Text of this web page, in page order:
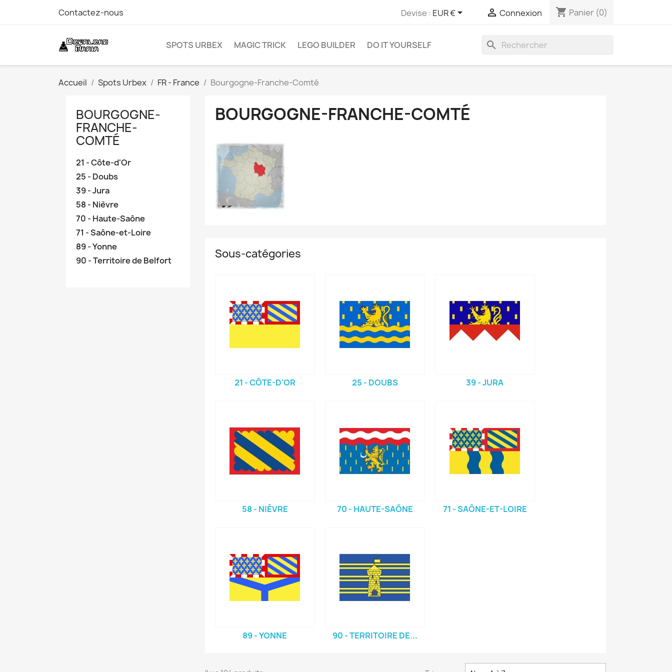
Contactez-nous Devise : EUR €  Connexion shopping_cart Panier (0)
SPOTS URBEX MAGIC TRICK LEGO BUILDER DO IT YOURSELF search
Accueil Spots Urbex FR - France Bourgogne-Franche-Comté
BOURGOGNE-
FRANCHE-
COMTÉ
21 - Côte-d'Or
25 - Doubs
39 - Jura
58 - Nièvre
70 - Haute-Saône
71 - Saône-et-Loire
89 - Yonne
90 - Territoire de Belfort
BOURGOGNE-FRANCHE-COMTÉ
Sous-catégories
21 - CÔTE-D'OR 25 - DOUBS 39 - JURA
58 - NIÈVRE 70 - HAUTE-SAÔNE 71 - SAÔNE-ET-LOIRE
89 - YONNE 90 - TERRITOIRE DE...